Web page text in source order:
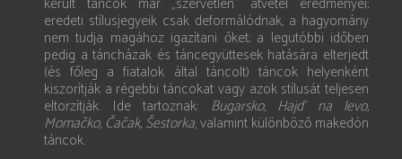
eredeti stílusjegyeik csak deformálódnak, a hagyomány
nem tudja magához igazítani őket; a legutóbbi időben
pedig a táncházak és táncegyüttesek hatására elterjedt
(és főleg a fiatalok által táncolt) táncok helyenként
kiszorítják a régebbi táncokat vagy azok stílusát teljesen
eltorzítják. Ide tartoznak: Bugarsko, Hajd’ na levo,
Momačko, Čačak, Šestorka, valamint különböző makedón
táncok.